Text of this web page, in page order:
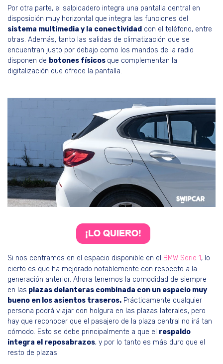
Por otra parte, el salpicadero integra una pantalla central en
disposición muy horizontal que integra las funciones del
sistema multimedia y la conectividad con el teléfono, entre
otras. Además, tanto las salidas de climatización que se
encuentran justo por debajo como los mandos de la radio
disponen de botones físicos que complementan la
digitalización que ofrece la pantalla.
Si nos centramos en el espacio disponible en el BMW Serie 1, lo
cierto es que ha mejorado notablemente con respecto a la
generación anterior. Ahora tenemos la comodidad de siempre
en las plazas delanteras combinada con un espacio muy
bueno en los asientos traseros. Prácticamente cualquier
persona podrá viajar con holgura en las plazas laterales, pero
hay que reconocer que el pasajero de la plaza central no irá tan
cómodo. Esto se debe principalmente a que el respaldo
integra el reposabrazos, y por lo tanto es más duro que el
resto de plazas.